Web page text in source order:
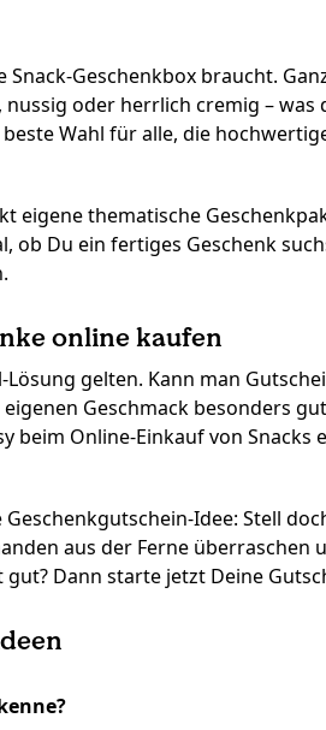
Geschenkbox braucht.
oder herrlich cremig –
Wahl für alle, die
thematische
Du ein fertiges Geschenk
online kaufen
gelten. Kann man
Geschmack besonders
beim Online-Einkauf von
Idee: Stell
aus der Ferne überraschen
Dann starte jetzt Deine